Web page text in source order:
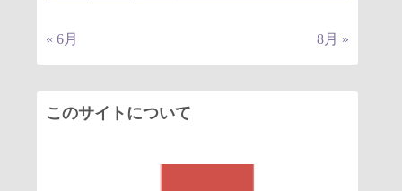
« 6月 8月 »
このサイトについて